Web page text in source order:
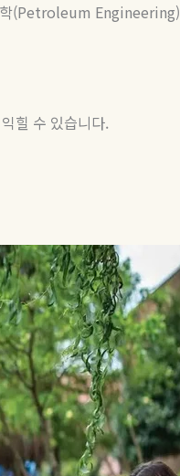
(Petroleum Engineering)
힐 수 있습니다.